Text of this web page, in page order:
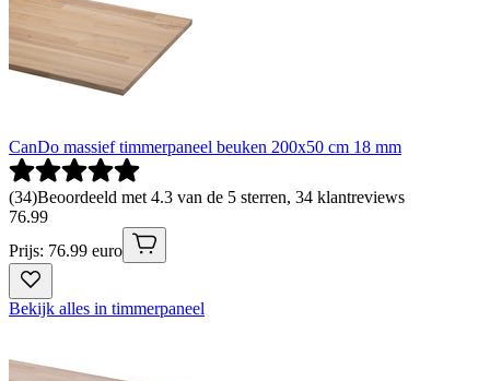
CanDo massief timmerpaneel beuken 200x50 cm 18 mm
(34)Beoordeeld met 4.3 van de 5 sterren, 34 klantreviews
76.99
Prijs: 76.99 euro
Bekijk alles in timmerpaneel